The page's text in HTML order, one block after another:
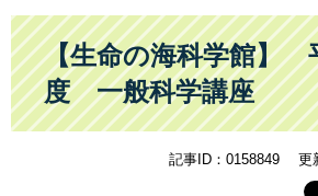
す
。
し
て
本
文
へ
本
文
【生命の海科学館】
度 一般科学講座
記事ID：0158849 更